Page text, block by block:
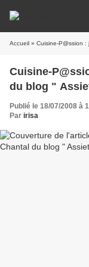
Accueil » Cuisine-P@ssion :
Cuisine-
du blog "
Publié le 18/07/2008 à
Par irisa